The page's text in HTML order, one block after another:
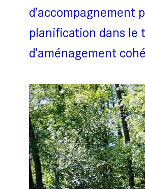
d’accompagnement
planification dans le
d’aménagement